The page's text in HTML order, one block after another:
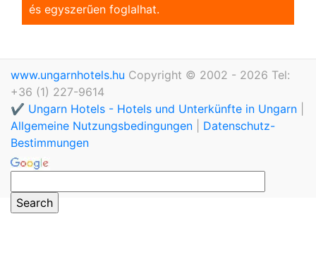
és egyszerũen foglalhat.
www.ungarnhotels.hu Copyright © 2002 - 2026 Tel:
+36 (1) 227-9614
✔️ Ungarn Hotels - Hotels und Unterkünfte in Ungarn
Allgemeine Nutzungsbedingungen
Datenschutz-
Bestimmungen